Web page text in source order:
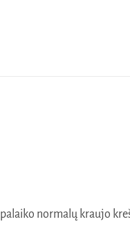
normalų kraujo